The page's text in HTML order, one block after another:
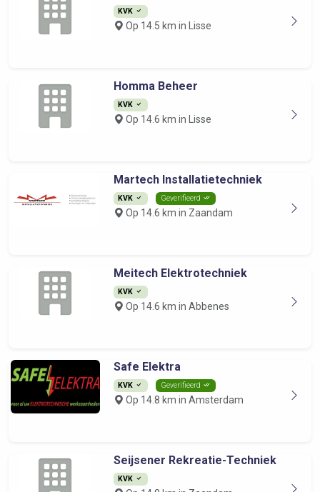
KVK
Op 14.5 km in Lisse
Homma Beheer
KVK
Op 14.6 km in Lisse
Martech Installatietechniek
KVK Geverifieerd
Op 14.6 km in Zaandam
Meitech Elektrotechniek
KVK
Op 14.6 km in Abbenes
Safe Elektra
KVK Geverifieerd
Op 14.8 km in Amsterdam
Seijsener Rekreatie-Techniek
KVK